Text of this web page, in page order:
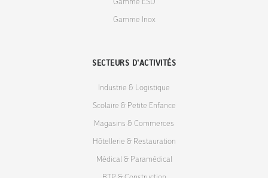
Gamme ESD
Gamme Inox
SECTEURS D'ACTIVITÉS
Industrie & Logistique
Scolaire & Petite Enfance
Magasins & Commerces
Hôtellerie & Restauration
Médical & Paramédical